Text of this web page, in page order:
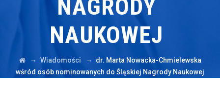
NAGRODY
NAUKOWEJ
→ Wiadomości →
dr. Marta Nowacka-Chmielewska
wśród osób nominowanych do Śląskiej Nagrody Naukowej